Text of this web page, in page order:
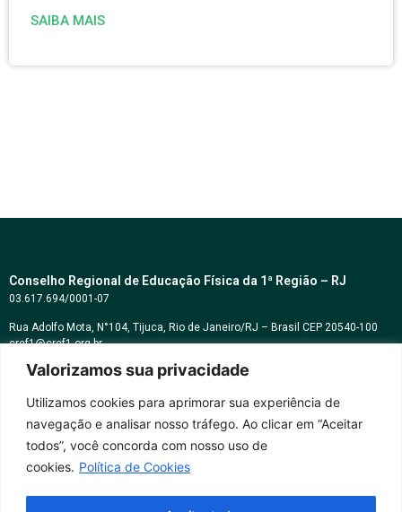
Valorizamos sua privacidade
Utilizamos cookies para aprimorar sua experiência de
navegação e analisar nosso tráfego. Ao clicar em “Aceitar
todos”, você concorda com nosso uso de
cookies. Política de Cookies
SAIBA MAIS
Conselho Regional de Educação Física da 1ª Região – RJ
03.617.694/0001-07
Rua Adolfo Mota, N°104, Tijuca, Rio de Janeiro/RJ – Brasil CEP 20540-100
cref1@cref1.org.br
Assessoria de comunicação:
Horários de atendimento:
Whatsapp: (21) 2569-2398